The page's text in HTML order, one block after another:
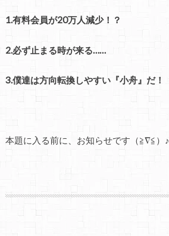
1.有料会員が20万人減少！？
2.必ず止まる時が来る……
3.僕達は方向転換しやすい『小舟』だ！
本題に入る前に、お知らせです（≧∇≦）♪